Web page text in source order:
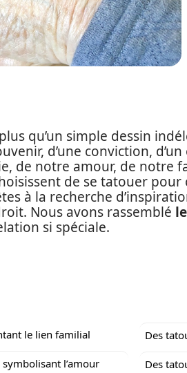
qu’un simple dessin
d’une conviction,
de notre amour, de notre
de se tatouer
à la recherche
Nous avons rassemblé
si spéciale.
le lien familial
l’amour
Des
Des